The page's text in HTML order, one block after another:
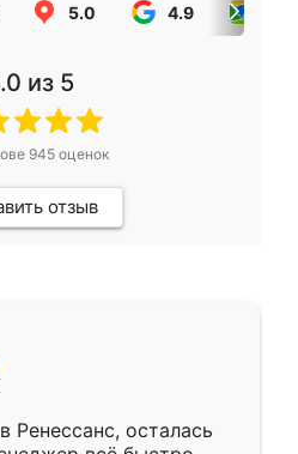
5.0 4.9
из 5
945оценок
отзыв
Ренессанс, осталась